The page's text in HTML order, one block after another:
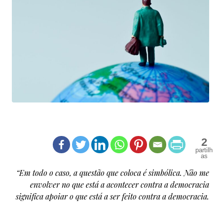
2
“Em todo o caso, a questão que coloca é simbólica. Não me
envolver no que está a acontecer contra a democracia
significa apoiar o que está a ser feito contra a democracia.